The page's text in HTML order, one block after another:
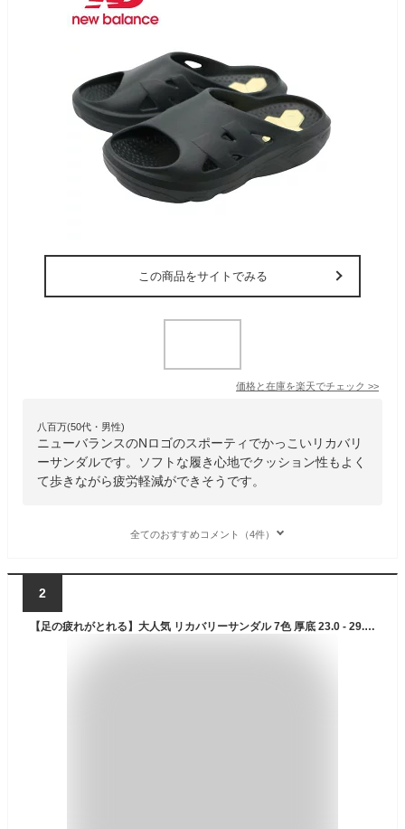
この商品をサイトでみる
価格と在庫を楽天でチェック >>
八百万(50代・男性)
ニューバランスのNロゴのスポーティでかっこいリカバリ
ーサンダルです。ソフトな履き心地でクッション性もよく
て歩きながら疲労軽減ができそうです。
全てのおすすめコメント（4件）
2
【足の疲れがとれる】大人気 リカバリーサンダル 7色 厚底 23.0 - 29.0 cm メンズ レディース 室内サンダル コンフォートサンダル スリッパ サンダル スポーツサンダル ビーチサンダル おしゃれ 歩きやすい 疲れない ルームシューズ 軽い 室内 室外 シャワーサンダル